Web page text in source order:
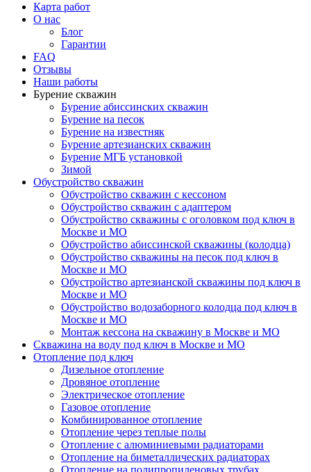
Карта работ
О нас
Блог
Гарантии
FAQ
Отзывы
Наши работы
Бурение скважин
Бурение абиссинских скважин
Бурение на песок
Бурение на известняк
Бурение артезианских скважин
Бурение МГБ установкой
Зимой
Обустройство скважин
Обустройство скважин с кессоном
Обустройство скважин с адаптером
Обустройство скважины с оголовком под ключ в
Москве и МО
Обустройство абиссинской скважины (колодца)
Обустройство скважины на песок под ключ в
Москве и МО
Обустройство артезианской скважины под ключ в
Москве и МО
Обустройство водозаборного колодца под ключ в
Москве и МО
Монтаж кессона на скважину в Москве и МО
Скважина на воду под ключ в Москве и МО
Отопление под ключ
Дизельное отопление
Дровяное отопление
Электрическое отопление
Газовое отопление
Комбинированное отопление
Отопление через теплые полы
Отопление с алюминиевыми радиаторами
Отопление на биметаллических радиаторах
Отопление на полипропиленовых трубах